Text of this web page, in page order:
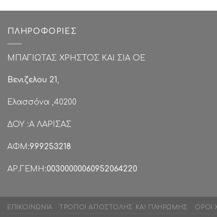
ΠΛΗΡΟΦΟΡΊΕΣ
ΜΠΑΓΙΩΤΑΣ ΧΡΗΣΤΟΣ ΚΑΙ ΣΙΑ ΟΕ
Βενιζελου 21,
Ελασσόνα ,40200
ΔΟΥ :Α ΛΑΡΙΣΑΣ
ΑΦΜ:999253218
ΑΡ.ΓΕΜΗ:00300000060952064220
ΕΠΙΚΟΙΝΩΝΊΑ ΤΡΌΠΟΙ ΑΠΟΣΤΟΛΉΣ ΚΑΙ ΠΛΗΡΩΜΉΣ ΌΡΟΙ